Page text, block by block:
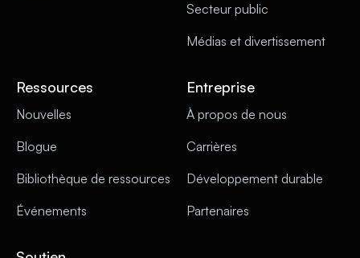
Secteur public
Médias et divertissement
Ressources
Nouvelles
Blogue
Bibliothèque de ressources
Événements
Entreprise
À propos de nous
Carrières
Développement durable
Partenaires